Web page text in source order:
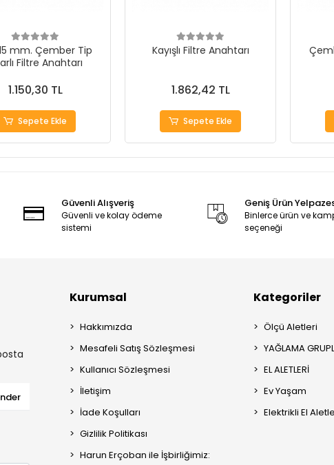
mm. Çember Tip
Filtre Anahtarı
1.150,30 TL
Sepete Ekle
Kayışlı Filtre Anahtarı
1.862,42 TL
Sepete Ekle
Güvenli Alışveriş
Güvenli ve kolay ödeme
sistemi
Geniş Ürün
Binlerce ürün ve
seçeneği
Kurumsal
Hakkımızda
Mesafeli Satış Sözleşmesi
Kullanıcı Sözleşmesi
İletişim
İade Koşulları
Gizlilik Politikası
Harun Erçoban ile İşbirliğimiz:
Kategoriler
Ölçü Aletleri
YAĞLAMA
EL ALETLERİ
Ev Yaşam
Elektrikli El